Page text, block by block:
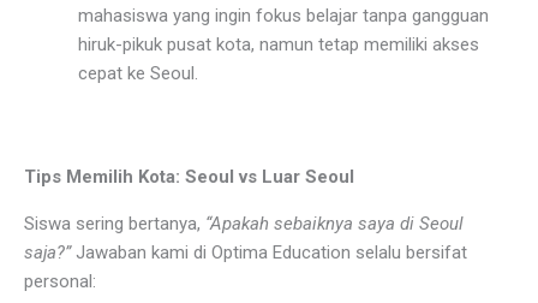
mahasiswa yang ingin fokus belajar tanpa gangguan
hiruk-pikuk pusat kota, namun tetap memiliki akses
cepat ke Seoul.
Tips Memilih Kota: Seoul vs Luar Seoul
Siswa sering bertanya, “Apakah sebaiknya saya di Seoul
saja?”Jawaban kami di Optima Education selalu bersifat
personal: